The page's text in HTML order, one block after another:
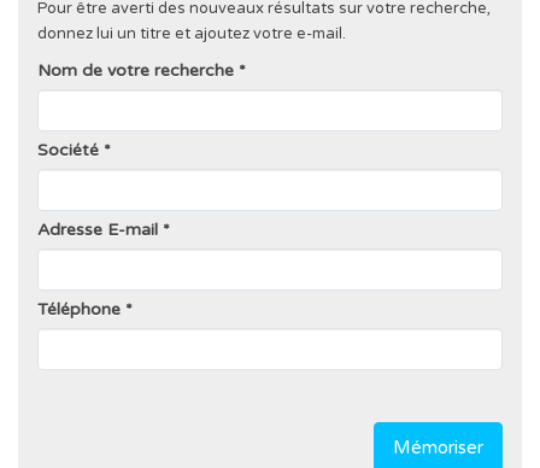
Pour être averti des nouveaux résultats sur votre recherche,
donnez lui un titre et ajoutez votre e-mail.
Nom de votre recherche
Société
Adresse E-mail
Téléphone
Mémoriser